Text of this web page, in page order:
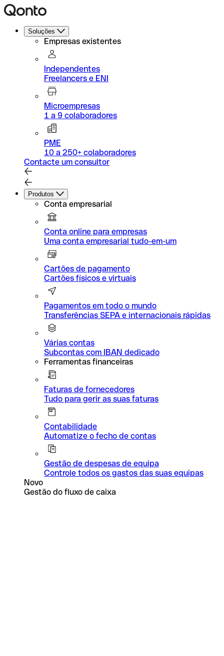
Soluções
Empresas existentes
Independentes
Freelancers e ENI
Microempresas
1 a 9 colaboradores
PME
10 a 250+ colaboradores
Contacte um consultor
Produtos
Conta empresarial
Conta online para empresas
Uma conta empresarial tudo-em-um
Cartões de pagamento
Cartões físicos e virtuais
Pagamentos em todo o mundo
Transferências SEPA e internacionais rápidas
Várias contas
Subcontas com IBAN dedicado
Ferramentas financeiras
Faturas de fornecedores
Tudo para gerir as suas faturas
Contabilidade
Automatize o fecho de contas
Gestão de despesas de equipa
Controle todos os gastos das suas equipas
Novo
Gestão do fluxo de caixa